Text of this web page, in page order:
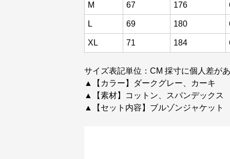
M 67 176
L 69 180
XL 71 184
サイズ表記単位：CM 採寸に個人差が
▲【カラー】ダークグレー、カーキ
▲【素材】コットン、スパンデックス
▲【セット内容】ブルゾンジャケット